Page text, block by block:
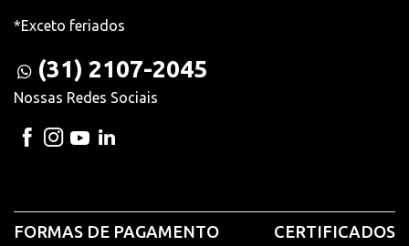
*Exceto feriados
(31) 2107-2045
Nossas Redes Sociais
FORMAS DE PAGAMENTO CERTIFICADOS